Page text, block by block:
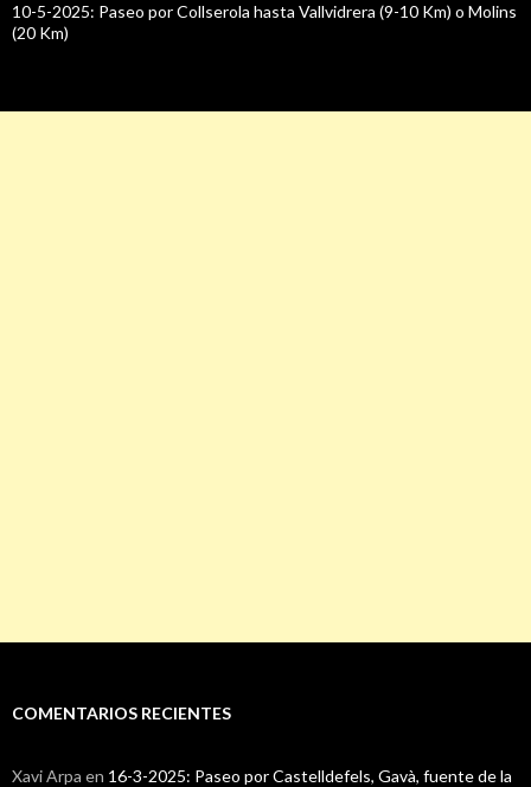
10-5-2025: Paseo por Collserola hasta Vallvidrera (9-10 Km) o Molins
(20 Km)
COMENTARIOS RECIENTES
Xavi Arpa en 16-3-2025: Paseo por Castelldefels, Gavà, fuente de la